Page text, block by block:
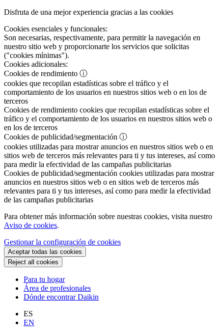
Disfruta de una mejor experiencia gracias a las cookies
Cookies esenciales y funcionales:
Son necesarias, respectivamente, para permitir la navegación en
nuestro sitio web y proporcionarte los servicios que solicitas
("cookies mínimas").
Cookies adicionales:
Cookies de rendimiento ⓘ
cookies que recopilan estadísticas sobre el tráfico y el
comportamiento de los usuarios en nuestros sitios web o en los de
terceros
Cookies de rendimiento cookies que recopilan estadísticas sobre el
tráfico y el comportamiento de los usuarios en nuestros sitios web o
en los de terceros
Cookies de publicidad/segmentación ⓘ
cookies utilizadas para mostrar anuncios en nuestros sitios web o en
sitios web de terceros más relevantes para ti y tus intereses, así como
para medir la efectividad de las campañas publicitarias
Cookies de publicidad/segmentación cookies utilizadas para mostrar
anuncios en nuestros sitios web o en sitios web de terceros más
relevantes para ti y tus intereses, así como para medir la efectividad
de las campañas publicitarias
Para obtener más información sobre nuestras cookies, visita nuestro
Aviso de cookies.
Gestionar la configuración de cookies
Aceptar todas las cookies
Reject all cookies
Para tu hogar
Área de profesionales
Dónde encontrar Daikin
ES
EN